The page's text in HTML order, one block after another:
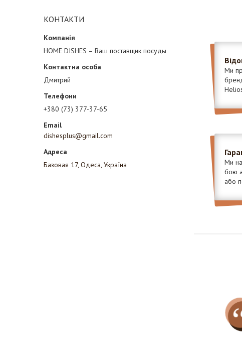
КОНТАКТИ
HOME DISHES – Ваш поставщик посуды
Дмитрий
+380 (73) 377-37-65
dishesplus@gmail.com
Базовая 17, Одеса, Україна
Ми
Ми
бою
або